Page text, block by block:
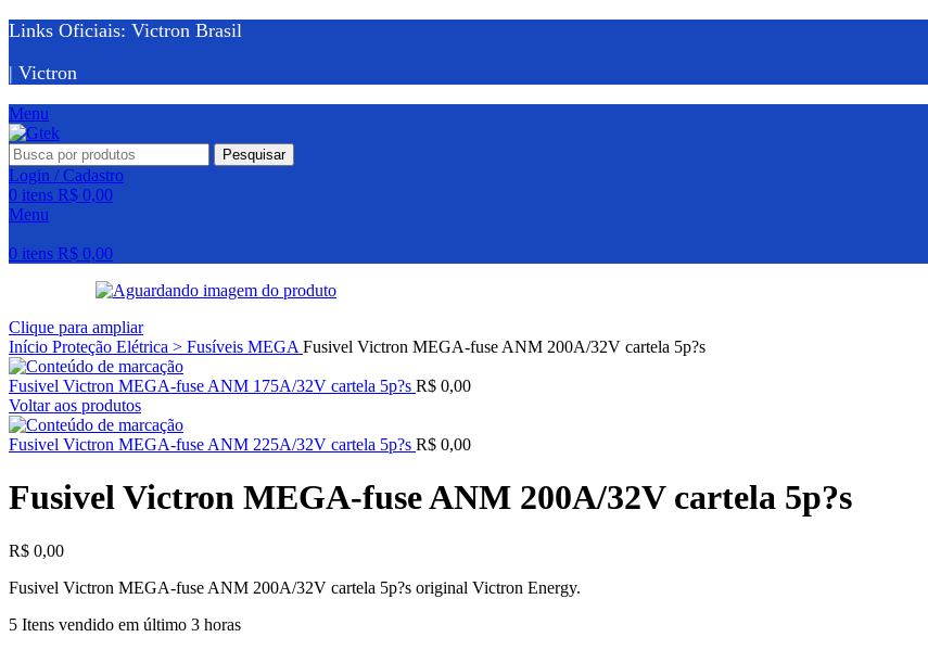
Links Oficiais: Victron Brasil
| Victron
Menu
Pesquisar
Login / Cadastro
0 itens R$ 0,00
Menu
0 itens R$ 0,00
Clique para ampliar
Início Proteção Elétrica > Fusíveis MEGA Fusivel Victron MEGA-fuse ANM 200A/32V cartela 5p?s
Fusivel Victron MEGA-fuse ANM 175A/32V cartela 5p?s R$ 0,00
Voltar aos produtos
Fusivel Victron MEGA-fuse ANM 225A/32V cartela 5p?s R$ 0,00
Fusivel Victron MEGA-fuse ANM 200A/32V cartela 5p?s
R$ 0,00
Fusivel Victron MEGA-fuse ANM 200A/32V cartela 5p?s original Victron Energy.
5 Itens vendido em último 3 horas